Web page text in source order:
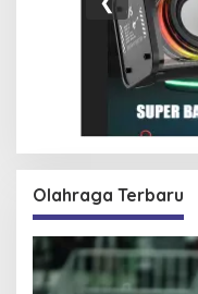
Olahraga Terbaru